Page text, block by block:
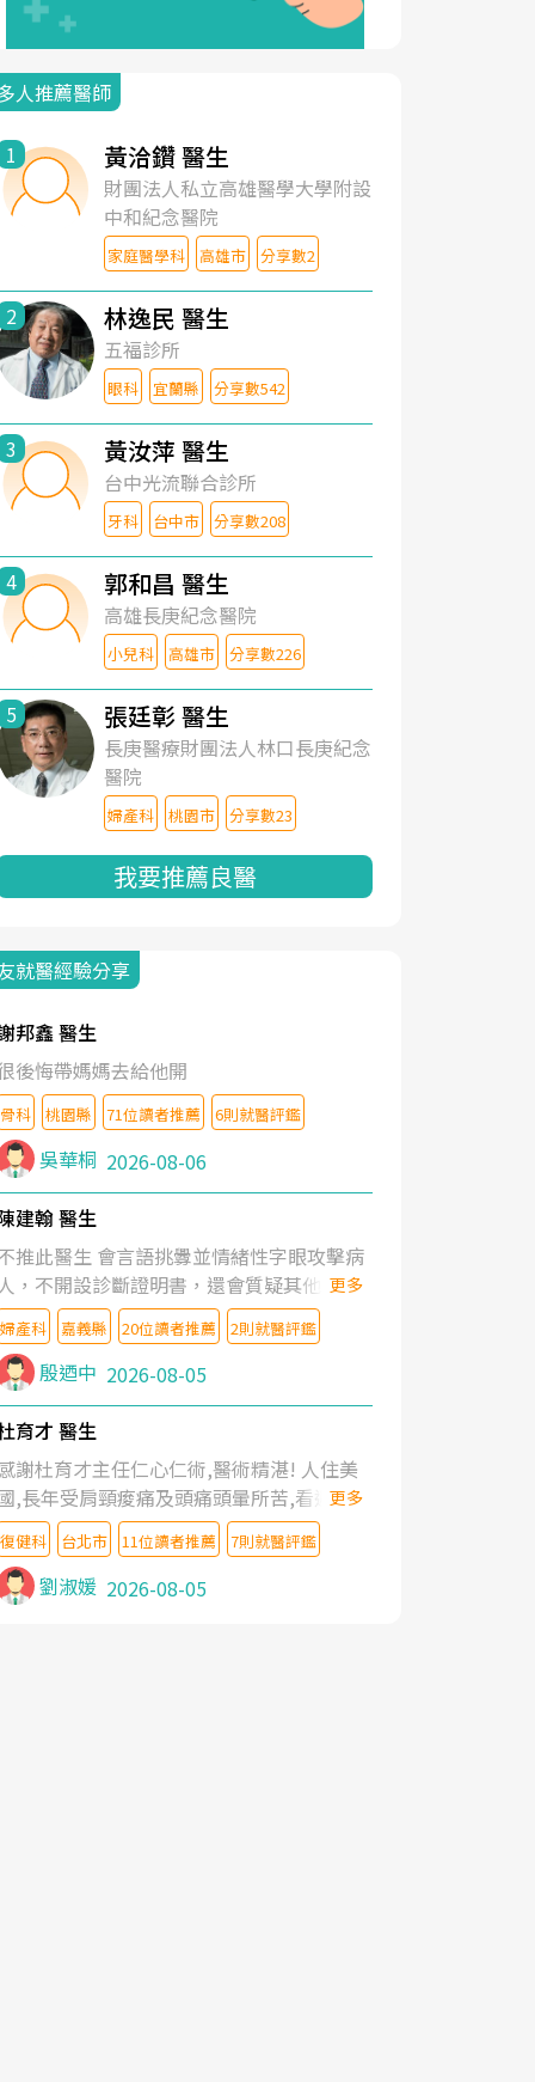
人推薦醫師
1 黃洽鑽 醫生
財團法人私立高雄醫學大學附設
中和紀念醫院
家庭醫學科 高雄市 分享數2
2 林逸民 醫生
五福診所
眼科 宜蘭縣 分享數542
3 黃汝萍 醫生
台中光流聯合診所
牙科 台中市 分享數208
4 郭和昌 醫生
高雄長庚紀念醫院
小兒科 高雄市 分享數226
5 張廷彰 醫生
長庚醫療財團法人林口長庚紀念
醫院
婦產科 桃園市 分享數23
我要推薦良醫
就醫經驗分享
邦鑫 醫生
後悔帶媽媽去給他開
骨科 桃園縣 71位讀者推薦 6則就醫評鑑
吳華桐 2026-08-06
建翰 醫生
推此醫生 會言語挑釁並情緒性字眼攻擊病
，不開設診斷證明書，還會質疑其他醫生
判斷！
更多
婦產科 嘉義縣 20位讀者推薦 2則就醫評鑑
殷迺中 2026-08-05
育才 醫生
謝杜育才主任仁心仁術,醫術精湛! 人住美
,長年受肩頸痠痛及頭痛頭暈所苦,看遍名醫
授,做了各種檢查,也嘗試過西醫打針,中醫
灸及物理徒手治療都沒有用,後來連吃到嗎
類止痛藥都效果有限,只是壓症狀,沒多久就
起來,多年失眠嚴重影響生活品質. 台灣親
更多
復健科 台北市 11位讀者推薦 7則就醫評鑑
劉淑媛 2026-08-05